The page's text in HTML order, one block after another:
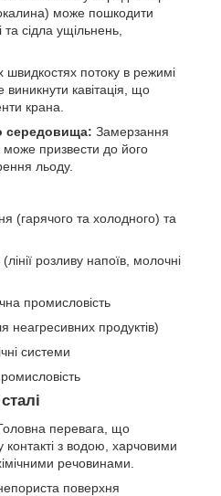
може пошкодити
сідла ущільнень,
швидкостях потоку в режимі
виникнути кавітація, що
крана.
середовища: Замерзання
призвести до його
льоду.
(гарячого та холодного) та
розливу напоїв, молочні
промисловість
неагресивних продуктів)
системи
перевага, що
контакті з водою, харчовими
речовинами.
поверхня